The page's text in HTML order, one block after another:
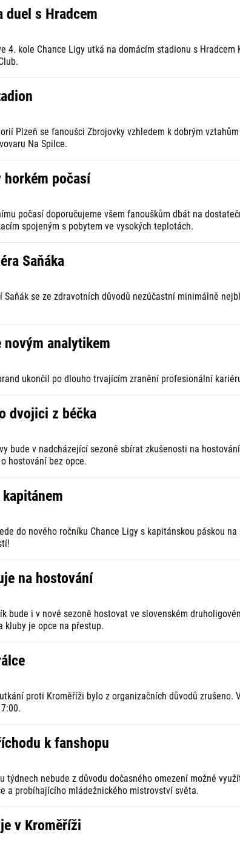
duel s Hradcem
4. kole Chance Ligy utká na domácím stadionu s
Plzeň se fanoušci Zbrojovky vzhledem k dobrým
Na Spilce.
počasí
počasí doporučujeme všem fanouškům dbát na
spojeným s pobytem ve vysokých teplotách.
Saňáka
se ze zdravotních důvodů nezúčastní minimálně
novým analytikem
ukončil po dlouho trvajícím zranění profesionální
dvojici z béčka
bude v nadcházející sezoně sbírat zkušenosti na
hostování bez opce.
do nového ročníku Chance Ligy s kapitánskou páskou
na hostování
bude i v nové sezoně hostovat ve slovenském
kluby je opce na přestup.
proti Kroměříži bylo z organizačních důvodů
k fanshopu
týdnech nebude z důvodu dočasného omezení možné
a probíhajícího mládežnického mistrovství světa.
v Kroměříži